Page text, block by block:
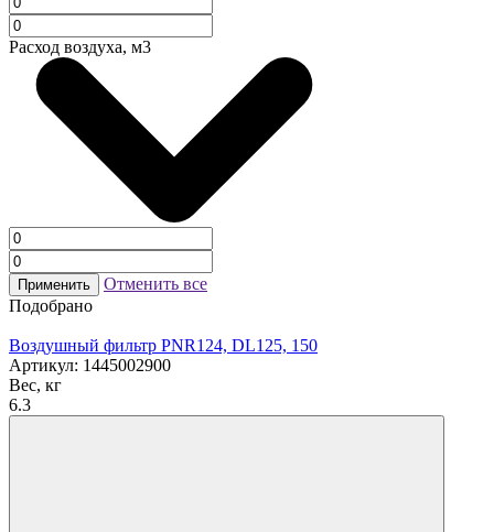
Расход воздуха, м3
Применить
Отменить все
Подобрано
Воздушный фильтр PNR124, DL125, 150
Артикул: 1445002900
Вес, кг
6.3